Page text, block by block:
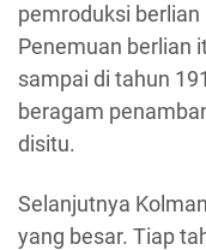
pemroduksi
Penemuan berlian
sampai di tahun
beragam
disitu.
Selanjutnya
yang besar. Tiap